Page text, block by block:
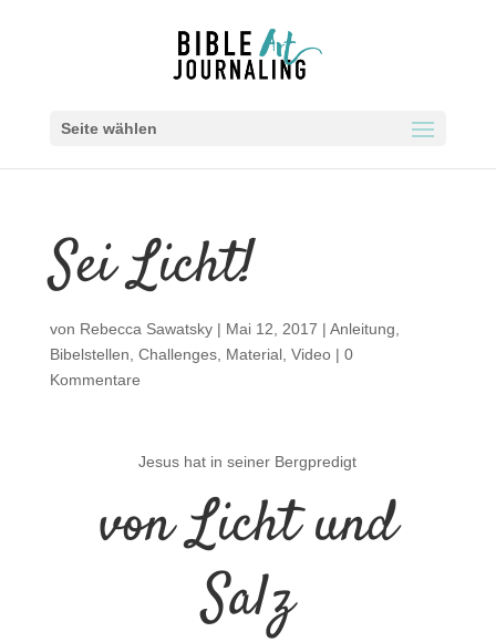
Seite wählen
Sei Licht!
von Rebecca Sawatsky| Mai 12, 2017 | Anleitung,
Bibelstellen, Challenges, Material, Video| 0
Kommentare
Jesus hat in seiner Bergpredigt
von Licht und
Salz